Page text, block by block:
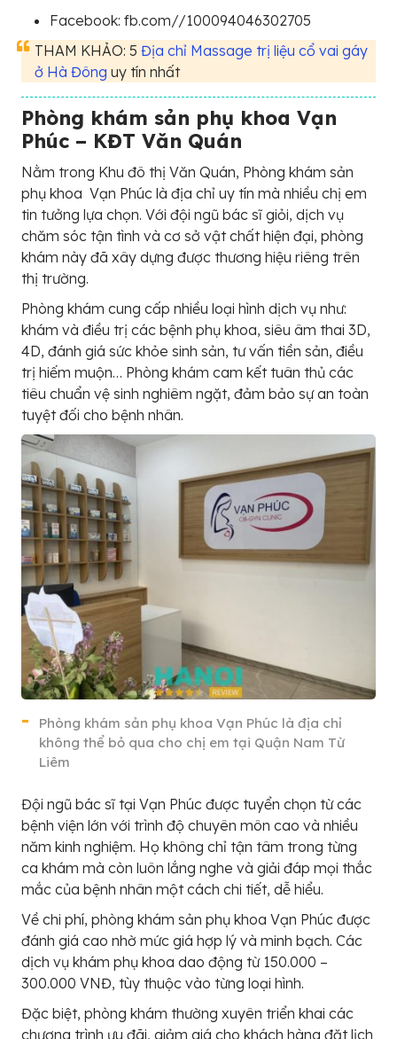
Facebook: fb.com//100094046302705
THAM KHẢO: 5 Địa chỉ Massage trị liệu cổ vai gáy
ở Hà Đông uy tín nhất
Phòng khám sản phụ khoa Vạn
Phúc – KĐT Văn Quán
Nằm trong Khu đô thị Văn Quán, Phòng khám sản
phụ khoa Vạn Phúc là địa chỉ uy tín mà nhiều chị em
tin tưởng lựa chọn. Với đội ngũ bác sĩ giỏi, dịch vụ
chăm sóc tận tình và cơ sở vật chất hiện đại, phòng
khám này đã xây dựng được thương hiệu riêng trên
thị trường.
Phòng khám cung cấp nhiều loại hình dịch vụ như:
khám và điều trị các bệnh phụ khoa, siêu âm thai 3D,
4D, đánh giá sức khỏe sinh sản, tư vấn tiền sản, điều
trị hiếm muộn… Phòng khám cam kết tuân thủ các
tiêu chuẩn vệ sinh nghiêm ngặt, đảm bảo sự an toàn
tuyệt đối cho bệnh nhân.
Phòng khám sản phụ khoa Vạn Phúc là địa chỉ
không thể bỏ qua cho chị em tại Quận Nam Từ
Liêm
Đội ngũ bác sĩ tại Vạn Phúc được tuyển chọn từ các
bệnh viện lớn với trình độ chuyên môn cao và nhiều
năm kinh nghiệm. Họ không chỉ tận tâm trong từng
ca khám mà còn luôn lắng nghe và giải đáp mọi thắc
mắc của bệnh nhân một cách chi tiết, dễ hiểu.
Về chi phí, phòng khám sản phụ khoa Vạn Phúc được
đánh giá cao nhờ mức giá hợp lý và minh bạch. Các
dịch vụ khám phụ khoa dao động từ 150.000 –
300.000 VNĐ, tùy thuộc vào từng loại hình.
Đặc biệt, phòng khám thường xuyên triển khai các
chương trình ưu đãi, giảm giá cho khách hàng đặt lịch